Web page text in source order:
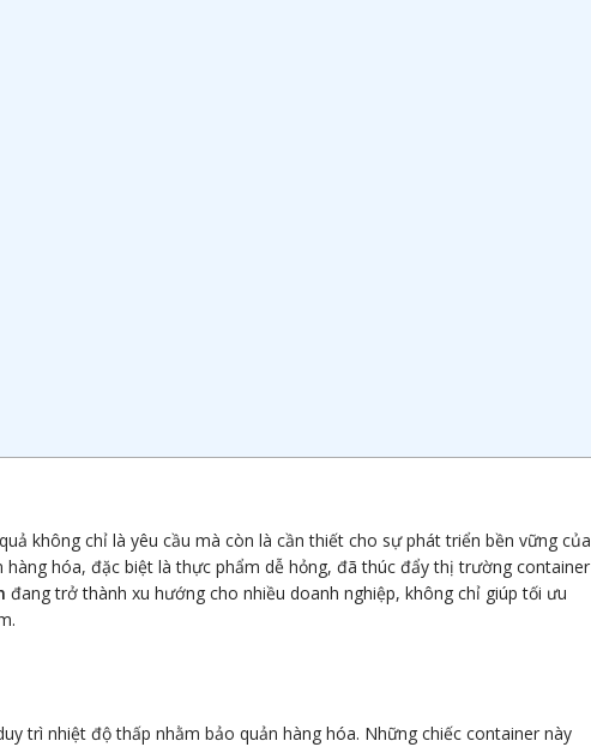
không chỉ là yêu cầu mà còn là cần thiết cho sự phát triển bền vững của
hóa, đặc biệt là thực phẩm dễ hỏng, đã thúc đẩy thị trường container
đang trở thành xu hướng cho nhiều doanh nghiệp, không chỉ giúp tối ưu
trì nhiệt độ thấp nhằm bảo quản hàng hóa. Những chiếc container này